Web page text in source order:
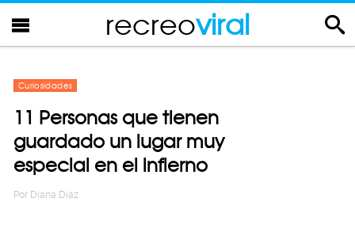
recreoviral
Curiosidades
11 Personas que tienen
guardado un lugar muy
especial en el infierno
Por Diana Diaz